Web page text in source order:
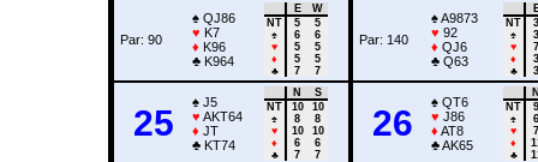
Par: 90
♠ QJ86
♥ K7
♦ K96
♣ K964
E
W
NT
5
5
♠
6
6
♥
5
5
♦
5
5
♣
7 7
Par: 140
♠A9873
♥ 92
♦ QJ6
♣ Q63
NT
3
♠
3
♥
7
♦
3
♣
3
25
♠ J5
♥ AKT64
♦ JT
♣ KT74
N
S
NT
10
10
♠
8
8
♥
10
10
♦
6
6
♣
7 7
26
♠ QT6
♥ J86
♦ AT8
♣AK65
NT
9
♠
6
♥
7
♦
♣